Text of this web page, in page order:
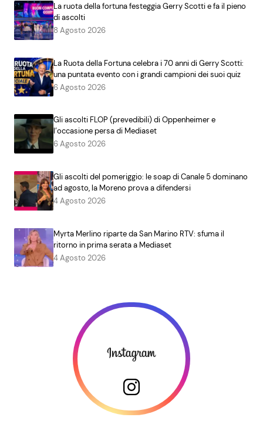
La ruota della fortuna festeggia Gerry Scotti e fa il pieno
di ascolti
8 Agosto 2026
La Ruota della Fortuna celebra i 70 anni di Gerry Scotti:
una puntata evento con i grandi campioni dei suoi quiz
6 Agosto 2026
Gli ascolti FLOP (prevedibili) di Oppenheimer e
l’occasione persa di Mediaset
6 Agosto 2026
Gli ascolti del pomeriggio: le soap di Canale 5 dominano
ad agosto, la Moreno prova a difendersi
4 Agosto 2026
Myrta Merlino riparte da San Marino RTV: sfuma il
ritorno in prima serata a Mediaset
4 Agosto 2026